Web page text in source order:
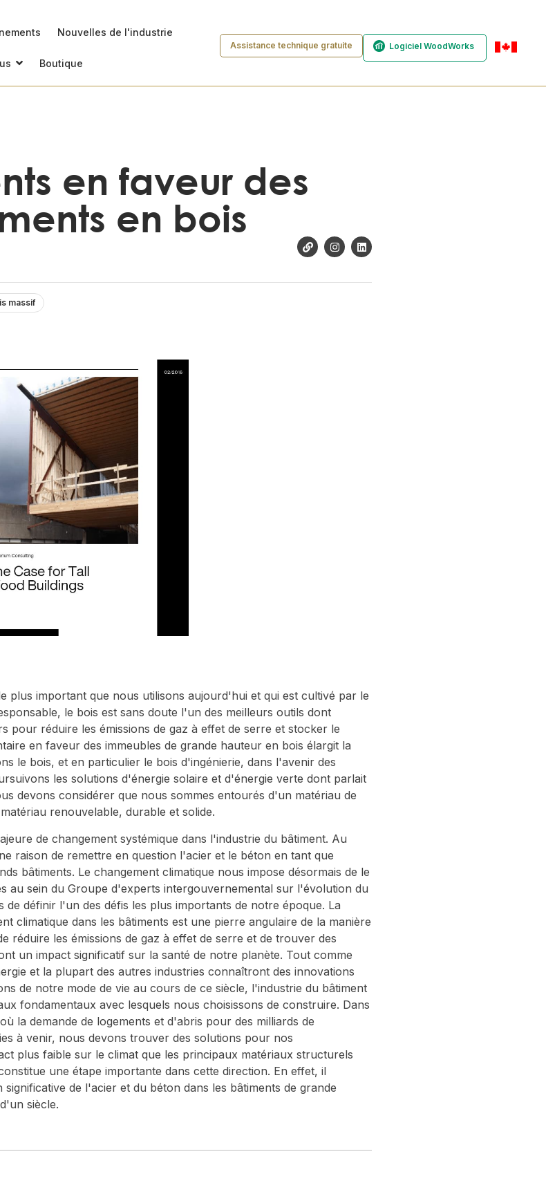
Nouvelles de l'industrie
Boutique
Assistance technique gratuite Logiciel WoodWorks
en faveur des
en bois
massif
plus important que nous utilisons aujourd'hui et qui est cultivé par le
le bois est sans doute l'un des meilleurs outils dont
pour réduire les émissions de gaz à effet de serre et stocker le
en faveur des immeubles de grande hauteur en bois élargit la
le bois, et en particulier le bois d'ingénierie, dans l'avenir des
les solutions d'énergie solaire et d'énergie verte dont parlait
devons considérer que nous sommes entourés d'un matériau de
renouvelable, durable et solide.
de changement systémique dans l'industrie du bâtiment. Au
raison de remettre en question l'acier et le béton en tant que
bâtiments. Le changement climatique nous impose désormais de le
au sein du Groupe d'experts intergouvernemental sur l'évolution du
de définir l'un des défis les plus importants de notre époque. La
climatique dans les bâtiments est une pierre angulaire de la manière
réduire les émissions de gaz à effet de serre et de trouver des
un impact significatif sur la santé de notre planète. Tout comme
et la plupart des autres industries connaîtront des innovations
de notre mode de vie au cours de ce siècle, l'industrie du bâtiment
fondamentaux avec lesquels nous choisissons de construire. Dans
la demande de logements et d'abris pour des milliards de
à venir, nous devons trouver des solutions pour nos
plus faible sur le climat que les principaux matériaux structurels
une étape importante dans cette direction. En effet, il
de l'acier et du béton dans les bâtiments de grande
siècle.